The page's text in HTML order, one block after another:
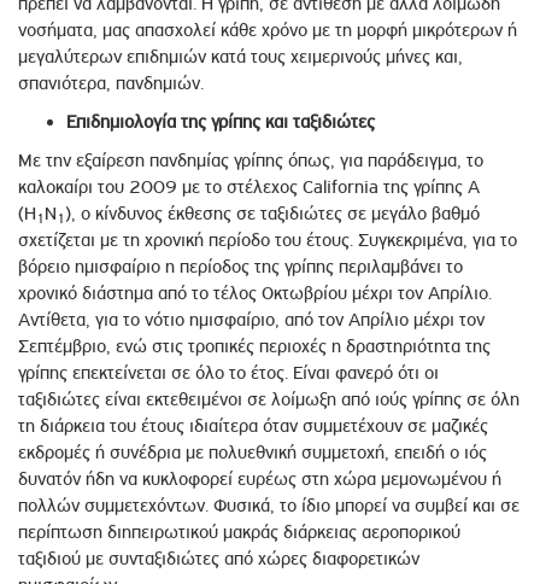
νοσήματα, μας απασχολεί κάθε χρόνο με τη μορφή μικρότερων ή
μεγαλύτερων επιδημιών κατά τους χειμερινούς μήνες και,
σπανιότερα, πανδημιών.
Επιδημιολογία της γρίπης και ταξιδιώτες
Με την εξαίρεση πανδημίας γρίπης όπως, για παράδειγμα, το
καλοκαίρι του 2009 με το στέλεχος California της γρίπης Α
(Η 1 Ν 1 ), ο κίνδυνος έκθεσης σε ταξιδιώτες σε μεγάλο βαθμό
σχετίζεται με τη χρονική περίοδο του έτους. Συγκεκριμένα, για το
βόρειο ημισφαίριο η περίοδος της γρίπης περιλαμβάνει το
χρονικό διάστημα από το τέλος Οκτωβρίου μέχρι τον Απρίλιο.
Αντίθετα, για το νότιο ημισφαίριο, από τον Απρίλιο μέχρι τον
Σεπτέμβριο, ενώ στις τροπικές περιοχές η δραστηριότητα της
γρίπης επεκτείνεται σε όλο το έτος. Είναι φανερό ότι οι
ταξιδιώτες είναι εκτεθειμένοι σε λοίμωξη από ιούς γρίπης σε όλη
τη διάρκεια του έτους ιδιαίτερα όταν συμμετέχουν σε μαζικές
εκδρομές ή συνέδρια με πολυεθνική συμμετοχή, επειδή ο ιός
δυνατόν ήδη να κυκλοφορεί ευρέως στη χώρα μεμονωμένου ή
πολλών συμμετεχόντων. Φυσικά, το ίδιο μπορεί να συμβεί και σε
περίπτωση διηπειρωτικού μακράς διάρκειας αεροπορικού
ταξιδιού με συνταξιδιώτες από χώρες διαφορετικών